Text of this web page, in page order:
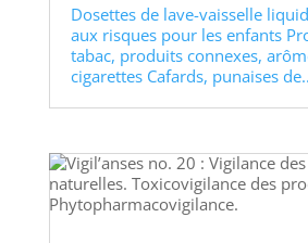
Dosettes de lave-vaisselle
aux risques pour les enfants
tabac, produits connexes,
cigarettes Cafards, punaises